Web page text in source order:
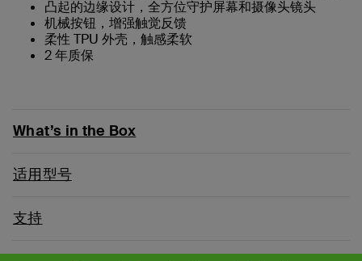
凸起的边缘设计，全方位守护屏幕和摄像头镜头
机械按钮，增强触觉反馈
柔性 TPU 外壳，触感柔软
2 年质保
What’s in the Box
适用型号
支持